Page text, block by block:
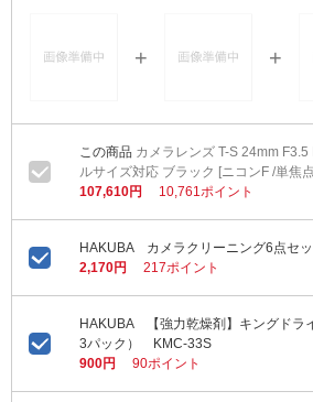
カメラレンズ T-S 24mm
ルサイズ対応 ブラック [ニコンF /単焦
107,610円
10,761ポイント
HAKUBA カメラクリーニング6点セ
2,170円
217ポイント
HAKUBA 【強力乾燥剤】キングドラ
3パック） KMC-33S
900円
90ポイント